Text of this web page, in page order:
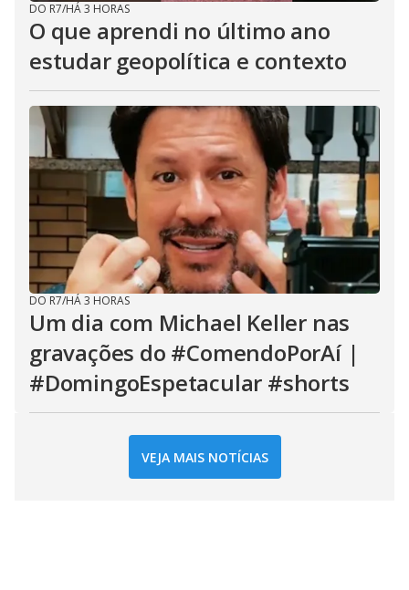
DO R7/HÁ 3 HORAS
O que aprendi no último ano
estudar geopolítica e contexto
DO R7/HÁ 3 HORAS
Um dia com Michael Keller nas
gravações do #ComendoPorAí |
#DomingoEspetacular #shorts
VEJA MAIS NOTÍCIAS